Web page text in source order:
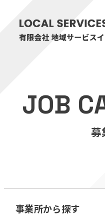
医療・介護事業
訪問看護リハ
福祉用具プラ
JOB
募
事業所から探す